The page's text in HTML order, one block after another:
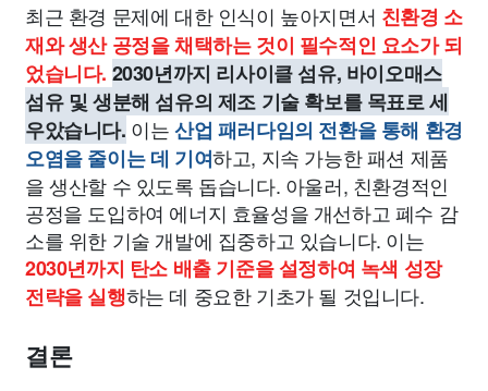
최근 환경 문제에 대한 인식이 높아지면서 친환경 소
재와 생산 공정을 채택하는 것이 필수적인 요소가 되
었습니다. 2030년까지 리사이클 섬유, 바이오매스
섬유 및 생분해 섬유의 제조 기술 확보를 목표로 세
우았습니다. 이는산업 패러다임의 전환을 통해 환경
오염을 줄이는 데 기여하고, 지속 가능한 패션 제품
을 생산할 수 있도록 돕습니다. 아울러, 친환경적인
공정을 도입하여 에너지 효율성을 개선하고 폐수 감
소를 위한 기술 개발에 집중하고 있습니다. 이는
2030년까지 탄소 배출 기준을 설정하여 녹색 성장
전략을 실행하는 데 중요한 기초가 될 것입니다.
결론